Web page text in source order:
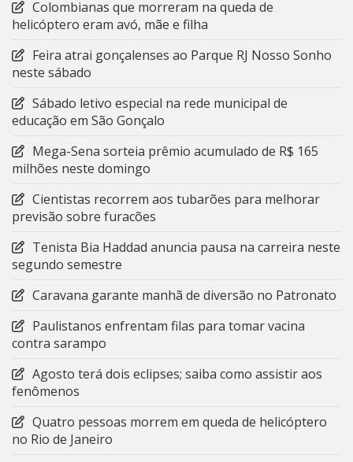
Colombianas que morreram na queda de
helicóptero eram avó, mãe e filha
Feira atrai gonçalenses ao Parque RJ Nosso Sonho
neste sábado
Sábado letivo especial na rede municipal de
educação em São Gonçalo
Mega-Sena sorteia prêmio acumulado de R$ 165
milhões neste domingo
Cientistas recorrem aos tubarões para melhorar
previsão sobre furacões
Tenista Bia Haddad anuncia pausa na carreira neste
segundo semestre
Caravana garante manhã de diversão no Patronato
Paulistanos enfrentam filas para tomar vacina
contra sarampo
Agosto terá dois eclipses; saiba como assistir aos
fenômenos
Quatro pessoas morrem em queda de helicóptero
no Rio de Janeiro